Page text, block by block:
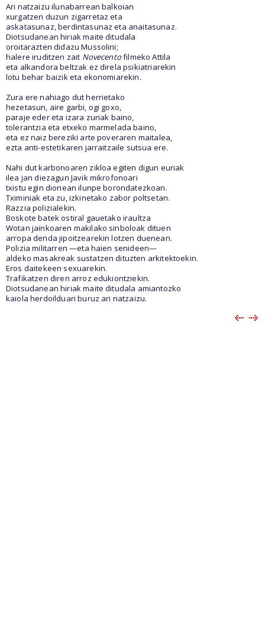
Ari natzaizu ilunabarrean balkoian
xurgatzen duzun zigarretaz eta
askatasunaz, berdintasunaz eta anaitasunaz.
Diotsudanean hiriak maite ditudala
oroitarazten didazu Mussolini;
halere iruditzen zait Novecentofilmeko Attila
eta alkandora beltzak ez direla psikiatriarekin
lotu behar baizik eta ekonomiarekin.
Zura ere nahiago dut herrietako
hezetasun, aire garbi, ogi goxo,
paraje eder eta izara zuriak baino,
tolerantzia eta etxeko marmelada baino,
eta ez naiz bereziki arte poveraren maitalea,
ezta anti-estetikaren jarraitzaile sutsua ere.
Nahi dut karbonoaren zikloa egiten digun euriak
ilea jan diezagun Javik mikrofonoari
txistu egin dionean ilunpe borondatezkoan.
Tximiniak eta zu, izkinetako zabor poltsetan.
Razzia polizialekin.
Boskote batek ostiral gauetako iraultza
Wotan jainkoaren makilako sinboloak dituen
arropa denda jipoitzearekin lotzen duenean.
Polizia militarren —eta haien senideen—
aldeko masakreak sustatzen dituzten arkitektoekin.
Eros daitekeen sexuarekin.
Trafikatzen diren arroz edukiontziekin.
Diotsudanean hiriak maite ditudala amiantozko
kaiola herdoilduari buruz ari natzaizu.